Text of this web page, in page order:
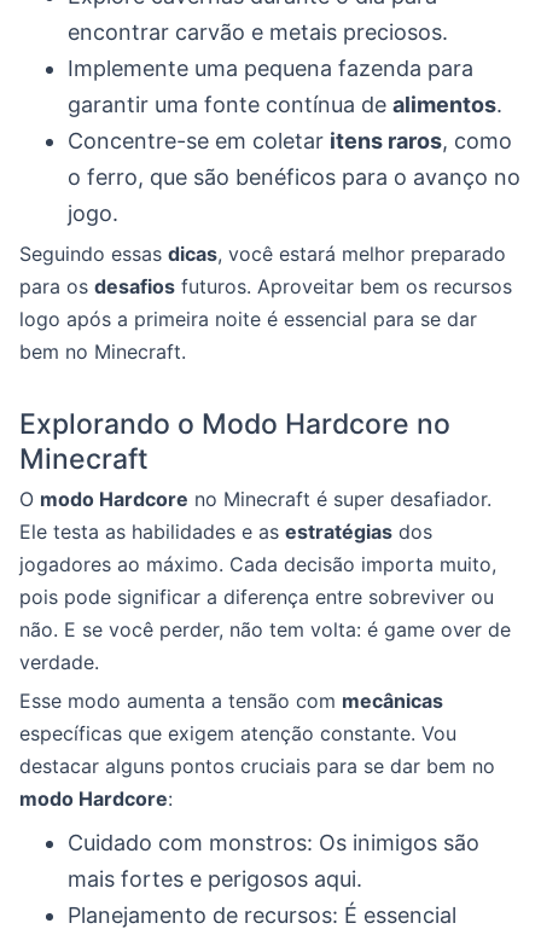
encontrar carvão e metais preciosos.
Implemente uma pequena fazenda para
garantir uma fonte contínua de alimentos.
Concentre-se em coletar itens raros, como
o ferro, que são benéficos para o avanço no
jogo.
Seguindo essas dicas, você estará melhor preparado
para os desafios futuros. Aproveitar bem os recursos
logo após a primeira noite é essencial para se dar
bem no Minecraft.
Explorando o Modo Hardcore no
Minecraft
O modo Hardcore no Minecraft é super desafiador.
Ele testa as habilidades e as estratégias dos
jogadores ao máximo. Cada decisão importa muito,
pois pode significar a diferença entre sobreviver ou
não. E se você perder, não tem volta: é game over de
verdade.
Esse modo aumenta a tensão com mecânicas
específicas que exigem atenção constante. Vou
destacar alguns pontos cruciais para se dar bem no
modo Hardcore:
Cuidado com monstros: Os inimigos são
mais fortes e perigosos aqui.
Planejamento de recursos: É essencial